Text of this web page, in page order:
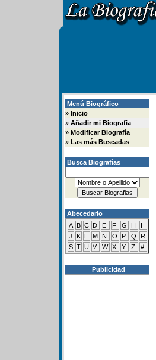
Menú Biográfico
» Inicio
» Añadir mi Biografia
» Modificar Biografía
» Las más Buscadas
Busca Biografías
Abecedario
A B C D E F G H
I
J
K L M N O P Q
R
S T U V W X Y Z #
Publicidad